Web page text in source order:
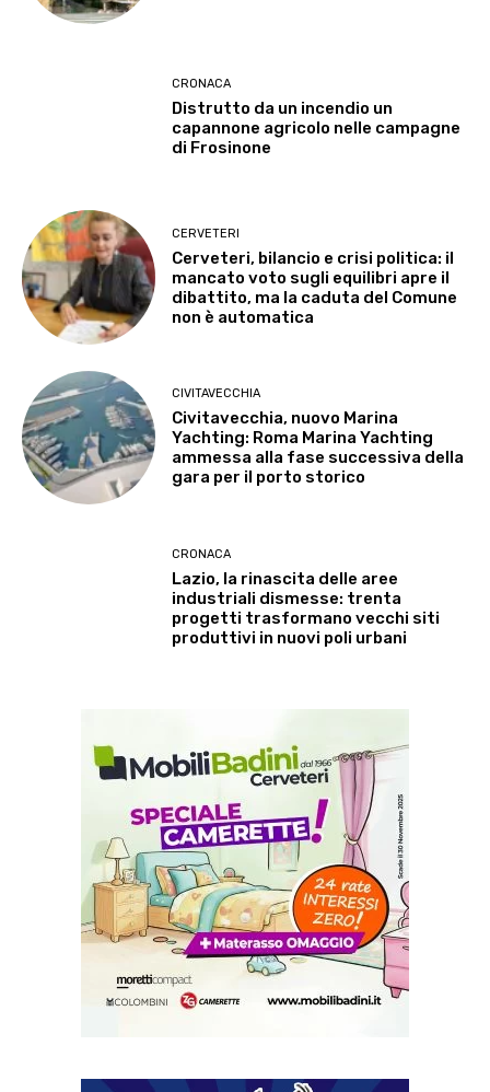
CRONACA
Distrutto da un incendio un
capannone agricolo nelle campagne
di Frosinone
CERVETERI
Cerveteri, bilancio e crisi politica: il
mancato voto sugli equilibri apre il
dibattito, ma la caduta del Comune
non è automatica
CIVITAVECCHIA
Civitavecchia, nuovo Marina
Yachting: Roma Marina Yachting
ammessa alla fase successiva della
gara per il porto storico
CRONACA
Lazio, la rinascita delle aree
industriali dismesse: trenta
progetti trasformano vecchi siti
produttivi in nuovi poli urbani